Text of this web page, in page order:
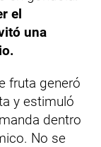
el
una
fruta generó
y estimuló
dentro
No se